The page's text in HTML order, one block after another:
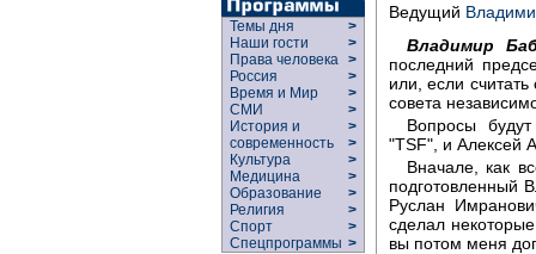
Темы дня
>
Наши гости
>
Права человека >
Россия
>
Время и Мир
>
СМИ
>
История и
современность
>
>
Культура
>
Медицина
>
Образование
>
Религия
>
Спорт
>
Спецпрограммы >
Ведущий
Владимир
последний
или, если
совета
Вопросы
"TSF", и Алексей
Вначале, как
подготовленный
Руслан
сделал
вы потом меня